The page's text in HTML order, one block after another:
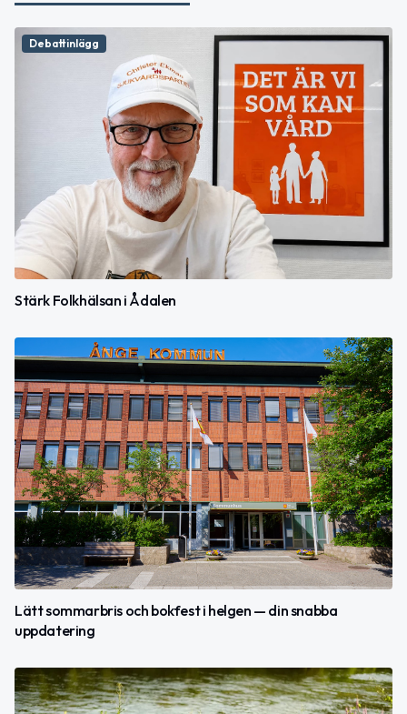
Debattinlägg
Stärk Folkhälsan i Ådalen
Lätt sommarbris och bokfest i helgen — din snabba
uppdatering